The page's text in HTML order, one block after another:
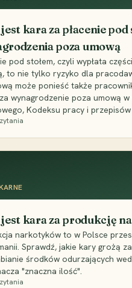
kara za płacenie
poza umową
pod stołem, czyli wypłata
to nie tylko ryzyko dla
może ponieść także
wynagrodzenie poza umową
Kodeksu pracy i
jest kara za produkcję
narkotyków to w Polsce
Sprawdź, jakie kary grożą
środków odurzających
"znaczna ilość".